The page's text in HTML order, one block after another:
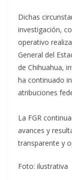
Dichas
investigación,
operativo
General del
de Chihuahua,
ha continuado
atribuciones
La FGR
avances y
transparente y
Foto: ilustrativa